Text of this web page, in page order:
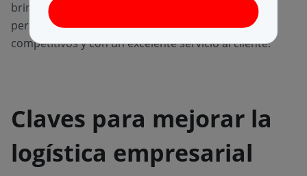
brindarle a una empresa una ventaja competitiva al
permitirle ofrecer productos de calidad a precios
competitivos y con un excelente servicio al cliente.
Claves para mejorar la
logística empresarial